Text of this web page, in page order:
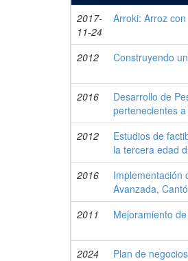
2017-
11-24
Arroki: Arroz
2012 Construyendo
2016
Desarrollo de
pertenecientes
2012
Estudios de
la tercera edad
2016
Implementación
Avanzada,
2011 Mejoramiento
2024
Plan de